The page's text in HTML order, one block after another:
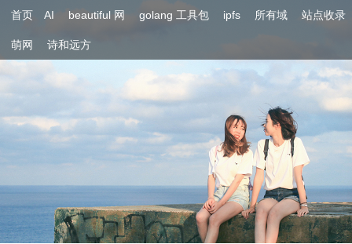
首页 AI beautiful 网 golang 工具包 ipfs 所有域 站点收录
萌网 诗和远方